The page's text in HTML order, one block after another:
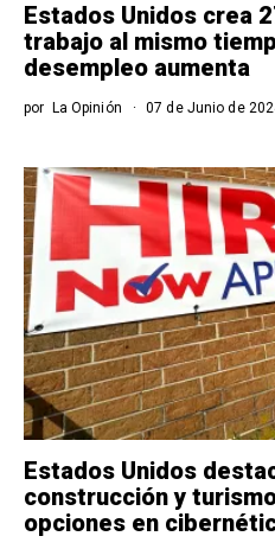
Estados Unidos crea
trabajo al mismo
desempleo aumenta
por La Opinión 07 de Junio de
Estados Unidos
construcción y
opciones en